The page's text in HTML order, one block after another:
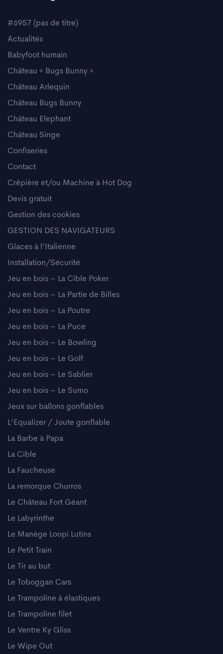
#6957 (pas de titre)
Actualités
Babyfoot humain
Château « Bugs Bunny »
Château Arlequin
Château Bugs Bunny
Château Elephant
Château Singe
Confiseries
Contact
Crêpière et/ou Machine à Hot Dog
Devis gratuit
Gestion des cookies
GESTION DES NAVIGATEURS
Glaces à l’Italienne
Installation/Sécurité
Jeu en bois – La Cible Poker
Jeu en bois – La Partie de Billes
Jeu en bois – La Poutre
Jeu en bois – La Puce
Jeu en bois – Le Bowling
Jeu en bois – Le Golf
Jeu en bois – Le Sablier
Jeu en bois – Le Sumo
Jeux sur ballons gonflables
L’Equalizer / Joute gonflable
La Barbe à Papa
La Cible
La Faucheuse
La remorque Churros
Le Château Fort Géant
Le Labyrinthe
Le Manège Loopi Lutins
Le Petit Train
Le Tir au but
Le Toboggan Cars
Le Trampoline à élastiques
Le Trampoline filet
Le Ventre Ky Gliss
Le Wipe Out